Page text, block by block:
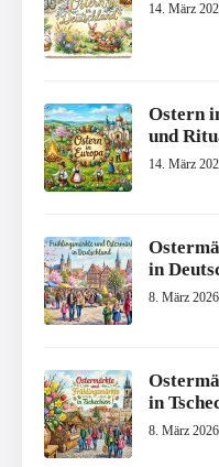
14. März
Ostern
und
14. März
in
8. März 2026
in
8. März 2026